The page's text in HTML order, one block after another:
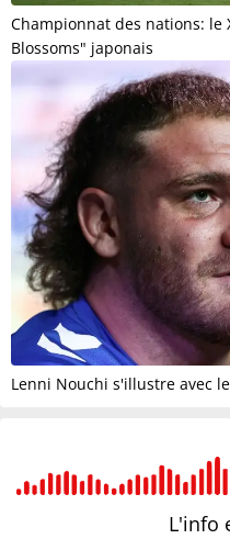
Championnat des nations: le
Blossoms" japonais
Lenni Nouchi s'illustre avec
L'info